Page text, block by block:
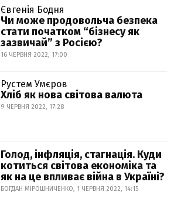
Євгенія Бодня
Чи може продовольча безпека
стати початком “бізнесу як
зазвичай” з Росією?
16 ЧЕРВНЯ 2022, 17:00
Рустем Умєров
Хліб як нова світова валюта
9 ЧЕРВНЯ 2022, 17:28
Голод, інфляція, стагнація. Куди
котиться світова економіка та
як на це впливає війна в Україні?
БОГДАН МІРОШНИЧЕНКО, 1 ЧЕРВНЯ 2022, 14:15